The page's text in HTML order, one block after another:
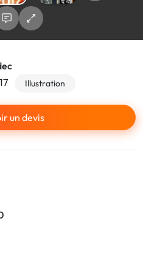
Illustration
un devis